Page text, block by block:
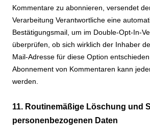
Kommentare zu abonnieren, versendet
Verarbeitung Verantwortliche eine
Bestätigungsmail, um im Double-Opt-In-
überprüfen, ob sich wirklich der Inhaber
Mail-Adresse für diese Option
Abonnement von Kommentaren kann
werden.
11. Routinemäßige Löschung und
personenbezogenen Daten